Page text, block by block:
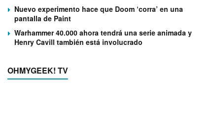
Nuevo experimento hace que Doom ‘corra’ en una
pantalla de Paint
Warhammer 40.000 ahora tendrá una serie animada y
Henry Cavill también está involucrado
OHMYGEEK! TV